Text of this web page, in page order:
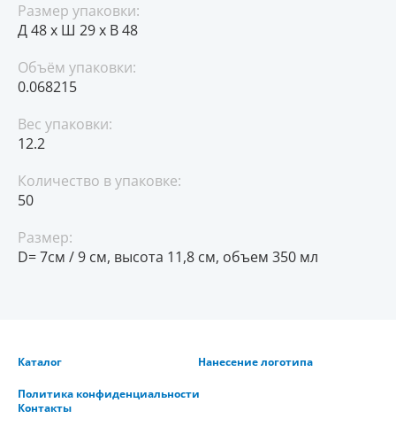
Размер упаковки:
Д 48 x Ш 29 x В 48
Объём упаковки:
0.068215
Вес упаковки:
12.2
Количество в упаковке:
50
Размер:
D= 7см / 9 см, высота 11,8 см, объем 350 мл
Каталог Нанесение логотипа
Политика конфиденциальности
Контакты